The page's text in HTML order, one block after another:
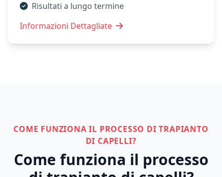
Risultati a lungo termine
Informazioni Dettagliate
COME FUNZIONA IL PROCESSO DI TRAPIANTO
DI CAPELLI?
Come funziona il processo